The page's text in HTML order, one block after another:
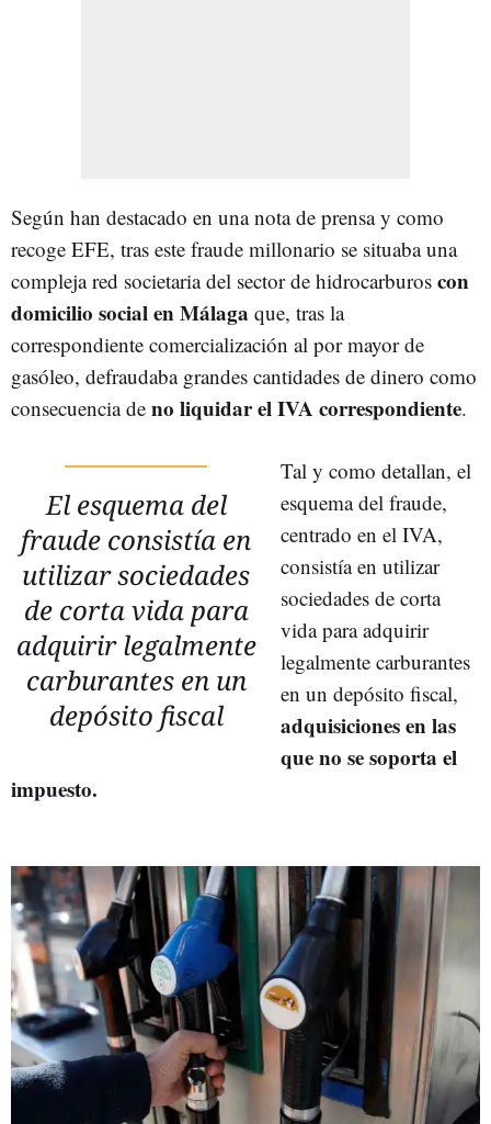
Según han destacado en una nota de prensa y como
recoge EFE, tras este fraude millonario se situaba una
compleja red societaria del sector de hidrocarburos con
domicilio social en Málaga que, tras la
correspondiente comercialización al por mayor de
gasóleo, defraudaba grandes cantidades de dinero como
consecuencia de no liquidar el IVA correspondiente.
El esquema del
fraude consistía en
utilizar sociedades
de corta vida para
adquirir legalmente
carburantes en un
depósito fiscal
Tal y como detallan, el
esquema del fraude,
centrado en el IVA,
consistía en utilizar
sociedades de corta
vida para adquirir
legalmente carburantes
en un depósito fiscal,
adquisiciones en las
que no se soporta el
impuesto.